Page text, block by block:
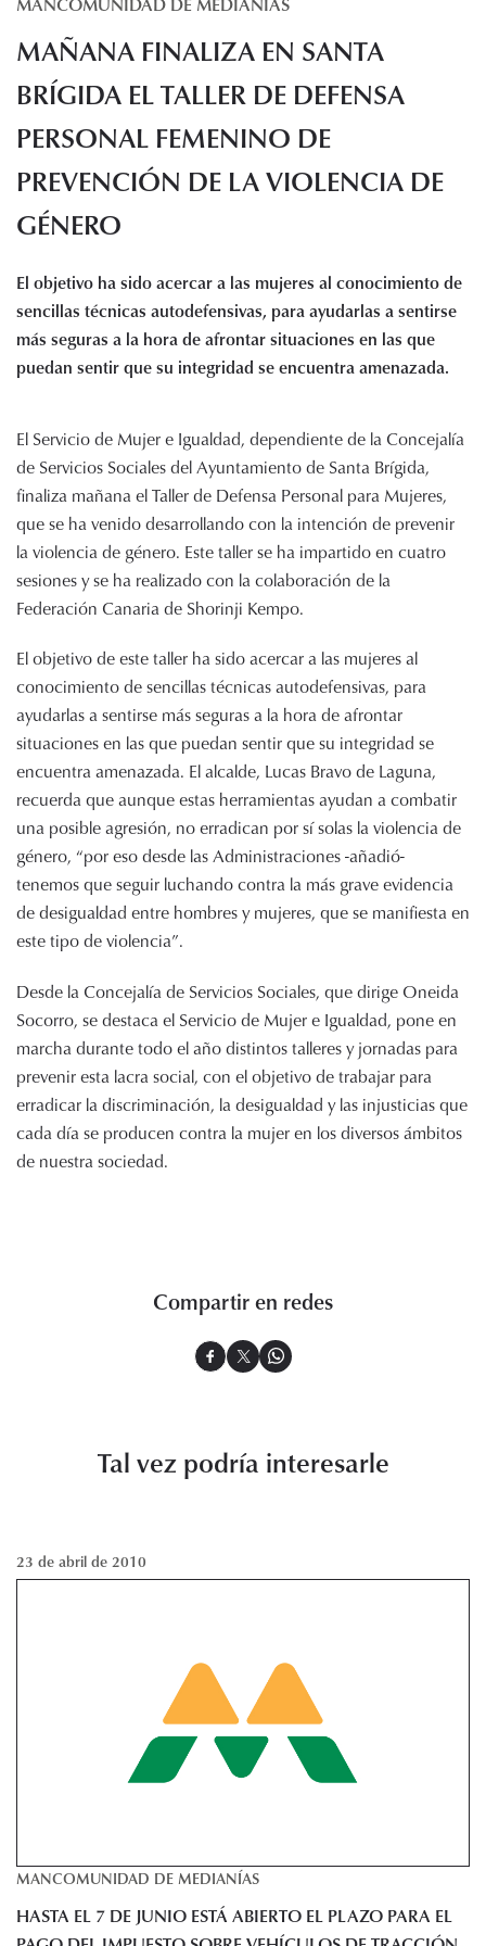
Servicios
Noticias
Recursos
Enlaces de interés
Audiovisuales
Sede electrónica
Contacto
MAÑANA FINALIZA EN SANTA
BRÍGIDA EL TALLER DE DEFENSA
PERSONAL FEMENINO DE
PREVENCIÓN DE LA VIOLENCIA DE
GÉNERO
El objetivo ha sido acercar a las mujeres al conocimiento de
sencillas técnicas autodefensivas, para ayudarlas a sentirse
más seguras a la hora de afrontar situaciones en las que
puedan sentir que su integridad se encuentra amenazada.
El Servicio de Mujer e Igualdad, dependiente de la Concejalía
de Servicios Sociales del Ayuntamiento de Santa Brígida,
finaliza mañana el Taller de Defensa Personal para Mujeres,
que se ha venido desarrollando con la intención de prevenir
la violencia de género. Este taller se ha impartido en cuatro
sesiones y se ha realizado con la colaboración de la
Federación Canaria de Shorinji Kempo.
El objetivo de este taller ha sido acercar a las mujeres al
conocimiento de sencillas técnicas autodefensivas, para
ayudarlas a sentirse más seguras a la hora de afrontar
situaciones en las que puedan sentir que su integridad se
encuentra amenazada. El alcalde, Lucas Bravo de Laguna,
recuerda que aunque estas herramientas ayudan a combatir
una posible agresión, no erradican por sí solas la violencia de
género, “por eso desde las Administraciones -añadió-
tenemos que seguir luchando contra la más grave evidencia
de desigualdad entre hombres y mujeres, que se manifiesta en
este tipo de violencia”.
Desde la Concejalía de Servicios Sociales, que dirige Oneida
Socorro, se destaca el Servicio de Mujer e Igualdad, pone en
marcha durante todo el año distintos talleres y jornadas para
prevenir esta lacra social, con el objetivo de trabajar para
erradicar la discriminación, la desigualdad y las injusticias que
cada día se producen contra la mujer en los diversos ámbitos
de nuestra sociedad.
Compartir en redes
Tal vez podría interesarle
23 de abril de 2010
MANCOMUNIDAD DE MEDIANÍAS
HASTA EL 7 DE JUNIO ESTÁ ABIERTO EL PLAZO PARA EL